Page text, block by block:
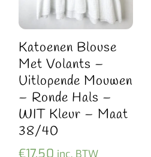
Katoenen Blouse
Met Volants –
Uitlopende Mouwen
– Ronde Hals –
WIT Kleur – Maat
38/40
€17,50